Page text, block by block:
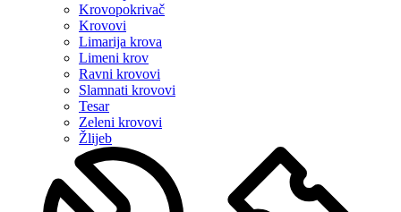
Krovopokrivač
Krovovi
Limarija krova
Limeni krov
Ravni krovovi
Slamnati krovovi
Tesar
Zeleni krovovi
Žlijeb